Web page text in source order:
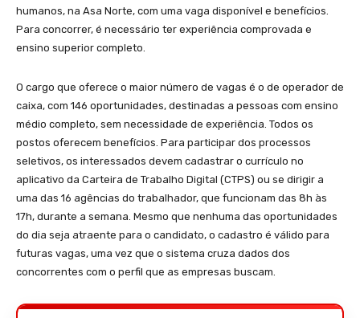
humanos, na Asa Norte, com uma vaga disponível e benefícios.
Para concorrer, é necessário ter experiência comprovada e
ensino superior completo.
O cargo que oferece o maior número de vagas é o de operador de
caixa, com 146 oportunidades, destinadas a pessoas com ensino
médio completo, sem necessidade de experiência. Todos os
postos oferecem benefícios. Para participar dos processos
seletivos, os interessados devem cadastrar o currículo no
aplicativo da Carteira de Trabalho Digital (CTPS) ou se dirigir a
uma das 16 agências do trabalhador, que funcionam das 8h às
17h, durante a semana. Mesmo que nenhuma das oportunidades
do dia seja atraente para o candidato, o cadastro é válido para
futuras vagas, uma vez que o sistema cruza dados dos
concorrentes com o perfil que as empresas buscam.